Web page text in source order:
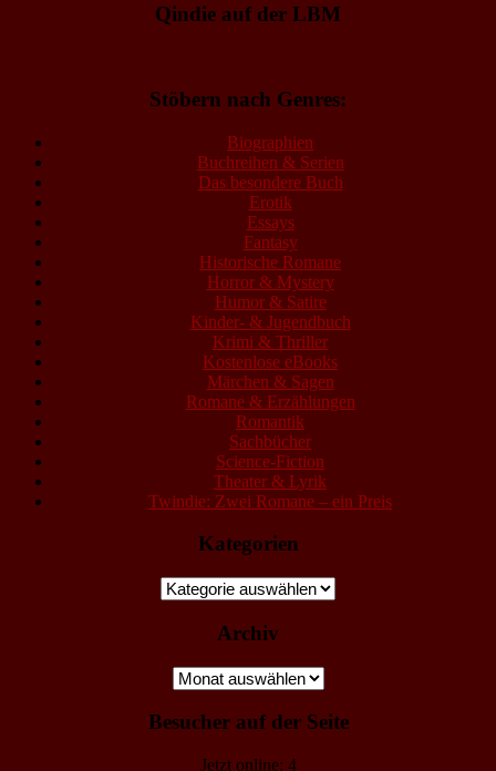
Qindie auf der LBM
Stöbern nach Genres:
Biographien
Buchreihen & Serien
Das besondere Buch
Erotik
Essays
Fantasy
Historische Romane
Horror & Mystery
Humor & Satire
Kinder- & Jugendbuch
Krimi & Thriller
Kostenlose eBooks
Märchen & Sagen
Romane & Erzählungen
Romantik
Sachbücher
Science-Fiction
Theater & Lyrik
Twindie: Zwei Romane – ein Preis
Kategorien
Kategorien
Archiv
Archiv
Besucher auf der Seite
Jetzt online: 4